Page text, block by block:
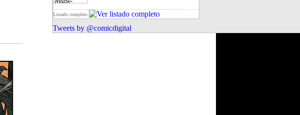
Listado completo
Tweets by @comicdigital